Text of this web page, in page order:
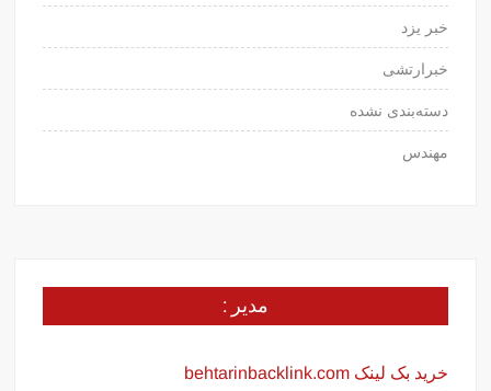
خبر یزد
خبرارتشی
دسته‌بندی نشده
مهندس
مدیر :
خرید بک لینک behtarinbacklink.com